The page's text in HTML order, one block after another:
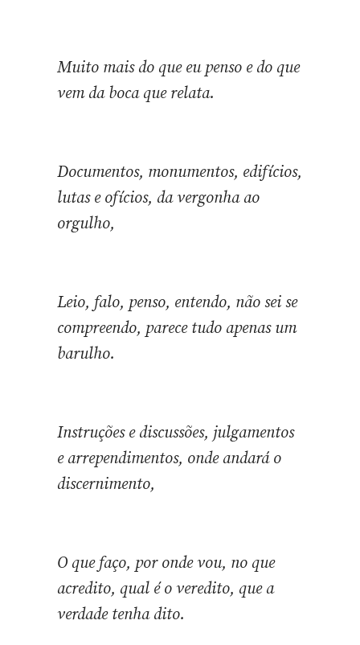
Muito mais do que eu penso e do que
vem da boca que relata.
Documentos, monumentos, edifícios,
lutas e ofícios, da vergonha ao
orgulho,
Leio, falo, penso, entendo, não sei se
compreendo, parece tudo apenas um
barulho.
Instruções e discussões, julgamentos
e arrependimentos, onde andará o
discernimento,
O que faço, por onde vou, no que
acredito, qual é o veredito, que a
verdade tenha dito.